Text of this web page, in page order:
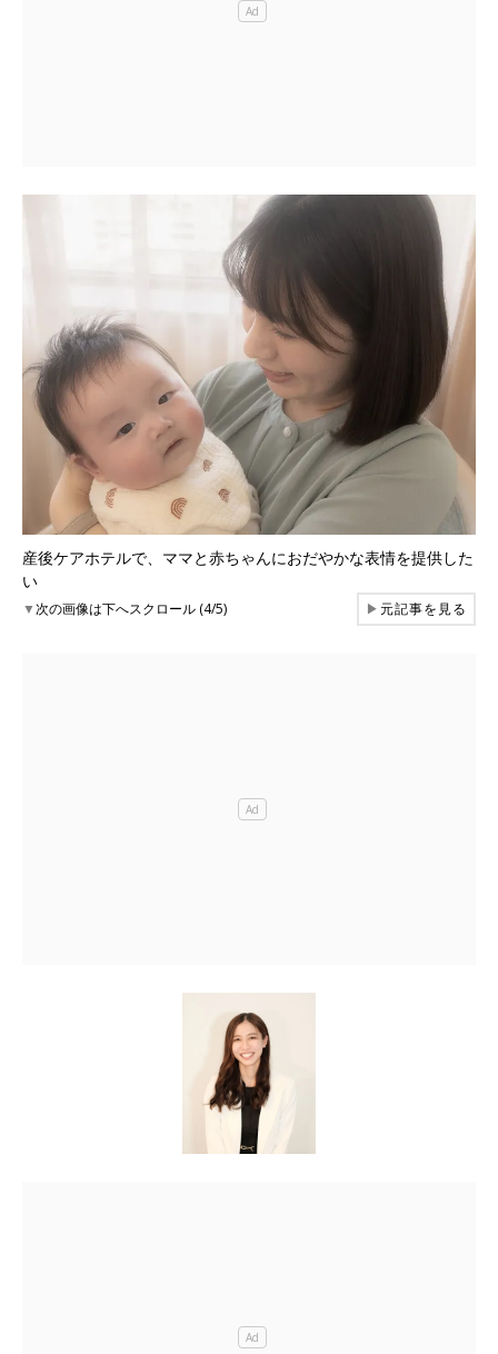
産後ケアホテルで、ママと赤ちゃんにおだやかな表情を提供した
い
▼次の画像は下へスクロール (4/5) ▶元記事を見る